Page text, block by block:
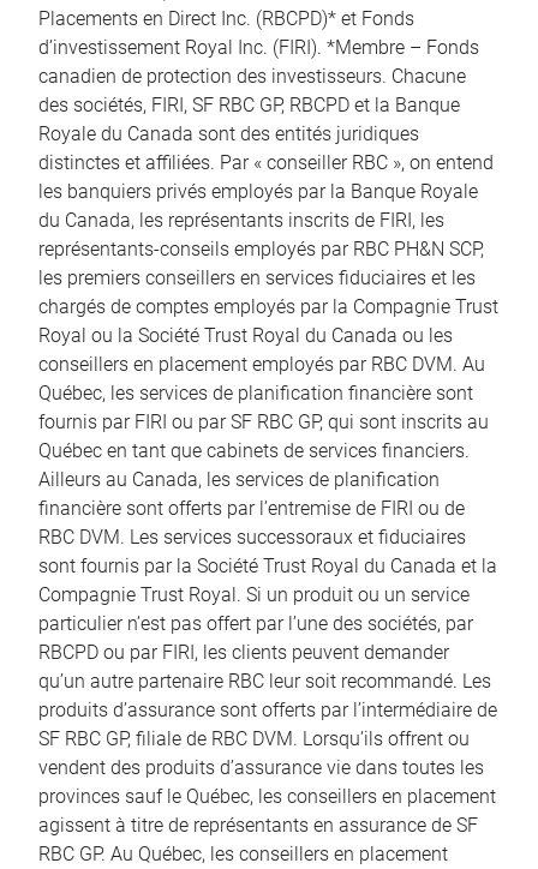
Placements en Direct Inc. (RBCPD)* et Fonds
d’investissement Royal Inc. (FIRI). *Membre – Fonds
canadien de protection des investisseurs. Chacune
des sociétés, FIRI, SF RBC GP, RBCPD et la Banque
Royale du Canada sont des entités juridiques
distinctes et affiliées. Par « conseiller RBC », on entend
les banquiers privés employés par la Banque Royale
du Canada, les représentants inscrits de FIRI, les
représentants-conseils employés par RBC PH&N SCP,
les premiers conseillers en services fiduciaires et les
chargés de comptes employés par la Compagnie Trust
Royal ou la Société Trust Royal du Canada ou les
conseillers en placement employés par RBC DVM. Au
Québec, les services de planification financière sont
fournis par FIRI ou par SF RBC GP, qui sont inscrits au
Québec en tant que cabinets de services financiers.
Ailleurs au Canada, les services de planification
financière sont offerts par l’entremise de FIRI ou de
RBC DVM. Les services successoraux et fiduciaires
sont fournis par la Société Trust Royal du Canada et la
Compagnie Trust Royal. Si un produit ou un service
particulier n’est pas offert par l’une des sociétés, par
RBCPD ou par FIRI, les clients peuvent demander
qu’un autre partenaire RBC leur soit recommandé. Les
produits d’assurance sont offerts par l’intermédiaire de
SF RBC GP, filiale de RBC DVM. Lorsqu’ils offrent ou
vendent des produits d’assurance vie dans toutes les
provinces sauf le Québec, les conseillers en placement
agissent à titre de représentants en assurance de SF
RBC GP. Au Québec, les conseillers en placement